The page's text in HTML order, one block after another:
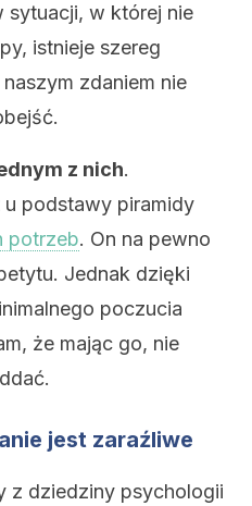
sytuacji, w której nie
istnieje szereg
zdaniem nie
z nich.
podstawy piramidy
potrzeb. On na pewno
Jednak dzięki
poczucia
że mając go, nie
jest zaraźliwe
z dziedziny psychologii